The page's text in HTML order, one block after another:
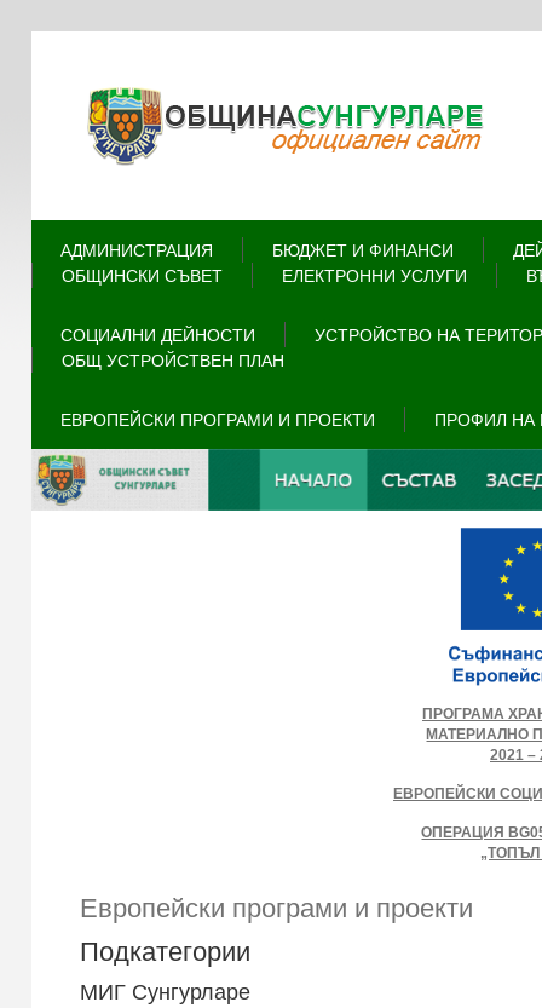
АДМИНИСТРАЦИЯ БЮДЖЕТ И ФИНАНСИ
ОБЩИНСКИ СЪВЕТ
ЕЛЕКТРОННИ УСЛУГИ
СОЦИАЛНИ ДЕЙНОСТИ
УСТРОЙСТВО НА
ОБЩ УСТРОЙСТВЕН ПЛАН
ЕВРОПЕЙСКИ ПРОГРАМИ И ПРОЕКТИ ПРОФИЛ НА
ПРОГРАМА
МАТЕРИАЛНО
2021 –
ЕВРОПЕЙСКИ
ОПЕРАЦИЯ
Европейски програми и проекти
Подкатегории
МИГ Сунгурларе